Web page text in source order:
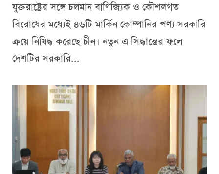
যুক্তরাষ্ট্রের সঙ্গে চলমান বাণিজ্যিক ও কৌশলগত
বিরোধের মধ্যেই ৪৬টি মার্কিন কোম্পানির পণ্য সরকারি
ক্রয়ে নিষিদ্ধ করেছে চীন। নতুন এ সিদ্ধান্তের ফলে
দেশটির সরকারি...